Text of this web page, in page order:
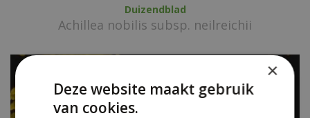
Duizendblad
Achillea nobilis subsp. neilreichii
×
Deze website maakt gebruik
van cookies.